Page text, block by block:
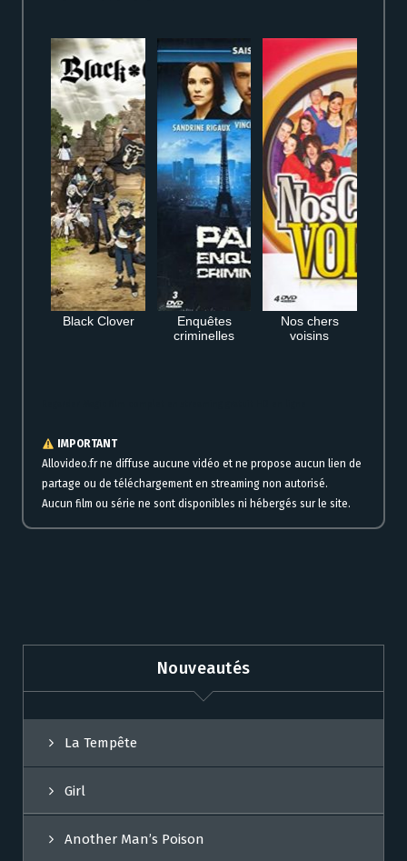
Black Clover
Enquêtes
criminelles
Nos chers
voisins
IMPORTANT
Allovideo.fr ne diffuse aucune vidéo et ne propose aucun lien de
partage ou de téléchargement en streaming non autorisé.
Aucun film ou série ne sont disponibles ni hébergés sur le site.
Nouveautés
La Tempête
Girl
Another Man’s Poison